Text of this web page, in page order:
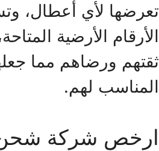
تعرضها لأي أعطال،
الأرقام الأرضية
ثقتهم ورضاهم مما
المناسب لهم.
ارخص شركة شحن